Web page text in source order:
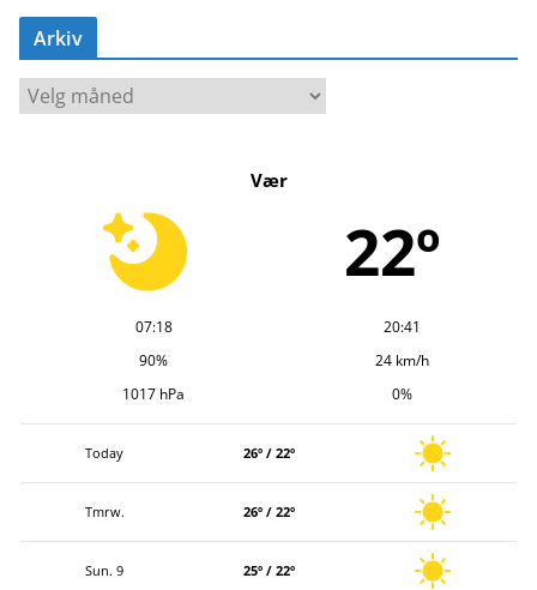
Arkiv
A
r
Vær
22º
07:18
20:41
90%
24 km/h
1017 hPa
0%
Today 26º / 22º
Tmrw. 26º / 22º
Sun. 9 25º / 22º